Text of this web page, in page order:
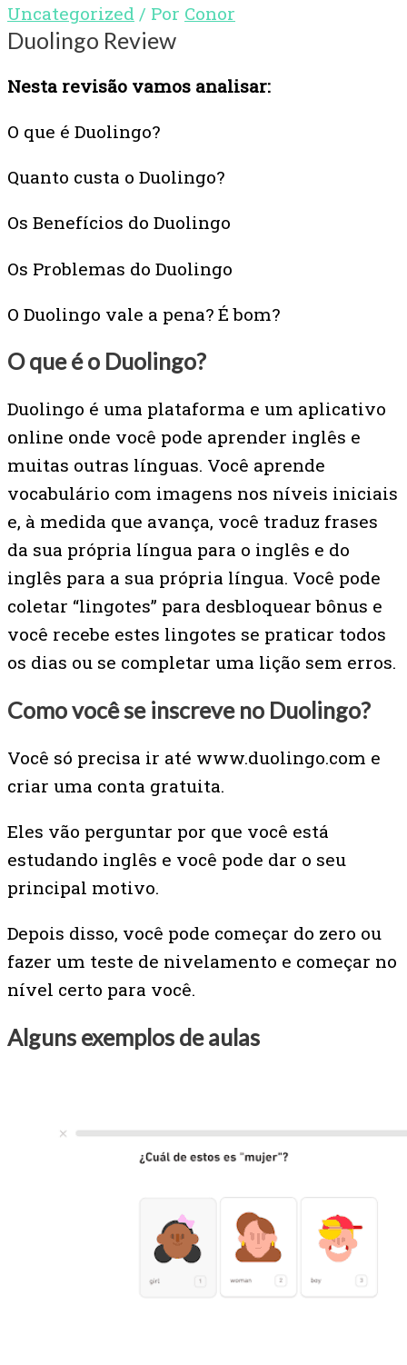
Uncategorized / Por Conor
Duolingo Review
Nesta revisão vamos analisar:
O que é Duolingo?
Quanto custa o Duolingo?
Os Benefícios do Duolingo
Os Problemas do Duolingo
O Duolingo vale a pena? É bom?
O que é o Duolingo?
Duolingo é uma plataforma e um aplicativo
online onde você pode aprender inglês e
muitas outras línguas. Você aprende
vocabulário com imagens nos níveis iniciais
e, à medida que avança, você traduz frases
da sua própria língua para o inglês e do
inglês para a sua própria língua. Você pode
coletar “lingotes” para desbloquear bônus e
você recebe estes lingotes se praticar todos
os dias ou se completar uma lição sem erros.
Como você se inscreve no Duolingo?
Você só precisa ir até www.duolingo.com e
criar uma conta gratuita.
Eles vão perguntar por que você está
estudando inglês e você pode dar o seu
principal motivo.
Depois disso, você pode começar do zero ou
fazer um teste de nivelamento e começar no
nível certo para você.
Alguns exemplos de aulas